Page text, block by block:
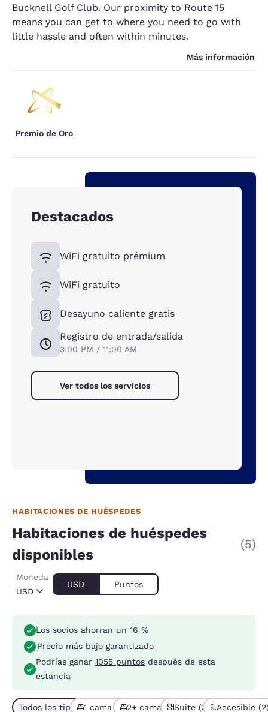
Bucknell Golf Club. Our proximity to Route 15
means you can get to where you need to go with
little hassle and often within minutes.
Más información
Premio de Oro
Destacados
WiFi gratuito prémium
WiFi gratuito
Desayuno caliente gratis
Registro de entrada/salida
3:00 PM / 11:00 AM
Ver todos los servicios
HABITACIONES DE HUÉSPEDES
Habitaciones de huéspedes
disponibles
(5)
USD
Moneda
USD Puntos
Los socios ahorran un 16 %
Precio más bajo garantizado
Podrías ganar 1055 puntos después de esta
estancia
Todos los tipos de habitación (5)
1 cama (3)2+ camas (2)Suite (3) Accesible